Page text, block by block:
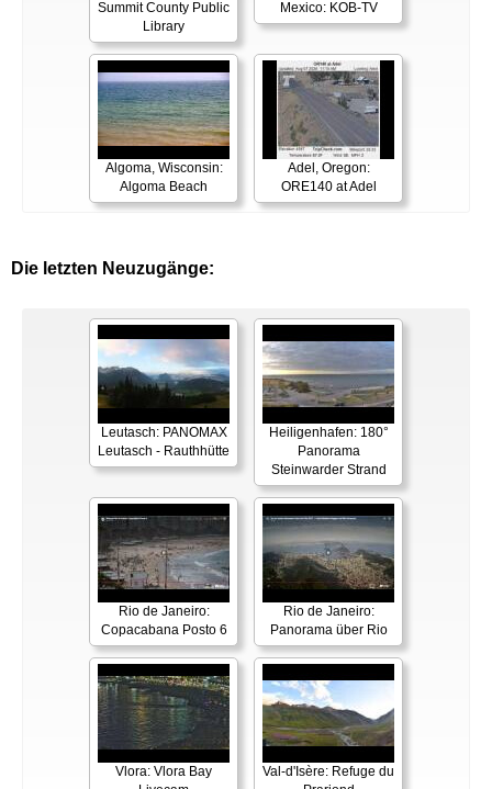
Summit County Public
Library
Mexico: KOB-TV
Algoma, Wisconsin:
Algoma Beach
Adel, Oregon:
ORE140 at Adel
Die letzten Neuzugänge:
Leutasch: PANOMAX
Leutasch - Rauthhütte
Heiligenhafen: 180°
Panorama
Steinwarder Strand
Rio de Janeiro:
Copacabana Posto 6
Rio de Janeiro:
Panorama über Rio
Vlora: Vlora Bay
Val-d'Isère: Refuge du